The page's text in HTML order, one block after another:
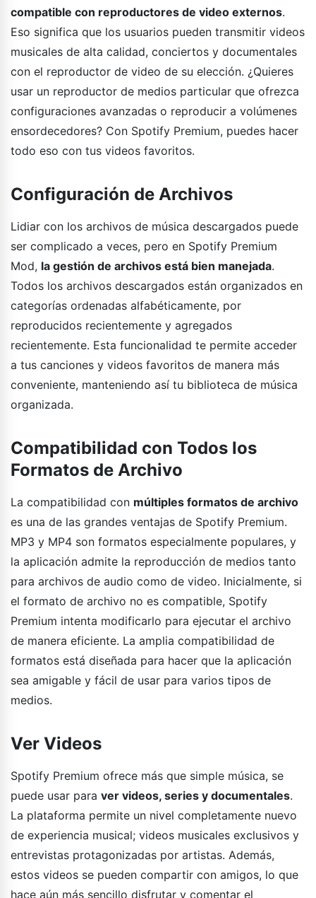
compatible con reproductores de video externos.
Eso significa que los usuarios pueden transmitir videos
musicales de alta calidad, conciertos y documentales
con el reproductor de video de su elección. ¿Quieres
usar un reproductor de medios particular que ofrezca
configuraciones avanzadas o reproducir a volúmenes
ensordecedores? Con Spotify Premium, puedes hacer
todo eso con tus videos favoritos.
Configuración de Archivos
Lidiar con los archivos de música descargados puede
ser complicado a veces, pero en Spotify Premium
Mod, la gestión de archivos está bien manejada.
Todos los archivos descargados están organizados en
categorías ordenadas alfabéticamente, por
reproducidos recientemente y agregados
recientemente. Esta funcionalidad te permite acceder
a tus canciones y videos favoritos de manera más
conveniente, manteniendo así tu biblioteca de música
organizada.
Compatibilidad con Todos los
Formatos de Archivo
La compatibilidad con múltiples formatos de archivo
es una de las grandes ventajas de Spotify Premium.
MP3 y MP4 son formatos especialmente populares, y
la aplicación admite la reproducción de medios tanto
para archivos de audio como de video. Inicialmente, si
el formato de archivo no es compatible, Spotify
Premium intenta modificarlo para ejecutar el archivo
de manera eficiente. La amplia compatibilidad de
formatos está diseñada para hacer que la aplicación
sea amigable y fácil de usar para varios tipos de
medios.
Ver Videos
Spotify Premium ofrece más que simple música, se
puede usar para ver videos, series y documentales.
La plataforma permite un nivel completamente nuevo
de experiencia musical; videos musicales exclusivos y
entrevistas protagonizadas por artistas. Además,
estos videos se pueden compartir con amigos, lo que
hace aún más sencillo disfrutar y comentar el